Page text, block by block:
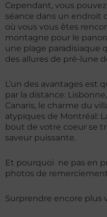
Cependant, vous
séance dans un endroit
où vous vous êtes
montagne pour le
une plage paradisiaque
des allures de pré-lune
L’un des avantages est
par la distance:
Canaris, le charme du
atypiques de Montréal:
bout de votre coeur se
saveur puissante.
Et pourquoi ne pas en
photos de
Surprendre encore plus